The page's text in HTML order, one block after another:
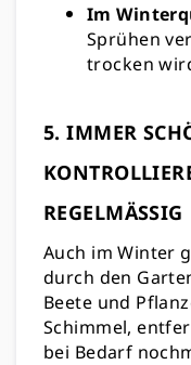
Im
Sprühen
trocken
5. IMMER
REGELMÄSSIG
Auch im Winter
durch den
Beete und
Schimmel,
bei Bedarf